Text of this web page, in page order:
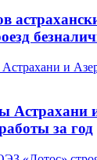
Астрахани
за год